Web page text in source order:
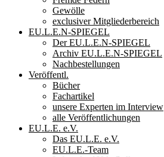
Gewölle
exclusiver Mitgliederbereich
EU.L.E.N-SPIEGEL
Der EU.L.E.N-SPIEGEL
Archiv EU.L.E.N-SPIEGEL
Nachbestellungen
Veröffentl.
Bücher
Fachartikel
unsere Experten im Interview
alle Veröffentlichungen
EU.L.E. e.V.
Das EU.L.E. e.V.
EU.L.E.-Team